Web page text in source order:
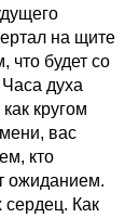
на щите
что будет со
духа
кругом
вас
кто
ожиданием.
сердец. Как